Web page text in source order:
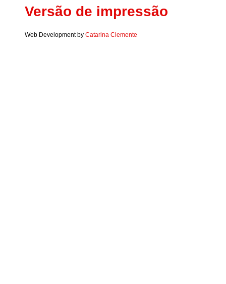
Versão de impressão
Web Development by Catarina Clemente